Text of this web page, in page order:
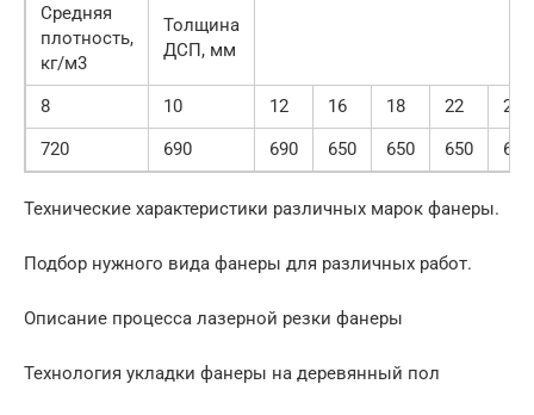
Средняя
плотность,
кг/м3
Толщина
ДСП, мм
8 10 12 16 18 22
25
720
690 690 650 650 650 630
Технические характеристики различных марок фанеры.
Подбор нужного вида фанеры для различных работ.
Описание процесса лазерной резки фанеры
Технология укладки фанеры на деревянный пол